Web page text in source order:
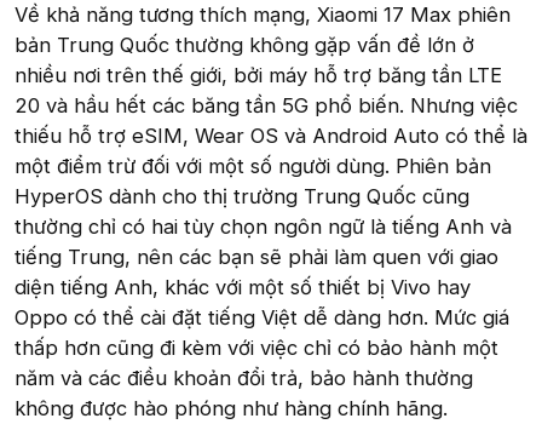
Về khả năng tương thích mạng, Xiaomi 17 Max phiên
bản Trung Quốc thường không gặp vấn đề lớn ở
nhiều nơi trên thế giới, bởi máy hỗ trợ băng tần LTE
20 và hầu hết các băng tần 5G phổ biến. Nhưng việc
thiếu hỗ trợ eSIM, Wear OS và Android Auto có thể là
một điểm trừ đối với một số người dùng. Phiên bản
HyperOS dành cho thị trường Trung Quốc cũng
thường chỉ có hai tùy chọn ngôn ngữ là tiếng Anh và
tiếng Trung, nên các bạn sẽ phải làm quen với giao
diện tiếng Anh, khác với một số thiết bị Vivo hay
Oppo có thể cài đặt tiếng Việt dễ dàng hơn. Mức giá
thấp hơn cũng đi kèm với việc chỉ có bảo hành một
năm và các điều khoản đổi trả, bảo hành thường
không được hào phóng như hàng chính hãng.